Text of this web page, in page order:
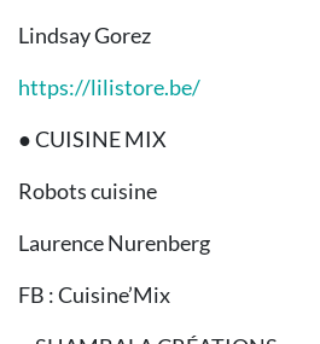
Lindsay Gorez
https://lilistore.be/
● CUISINE MIX
Robots cuisine
Laurence Nurenberg
FB : Cuisine’Mix